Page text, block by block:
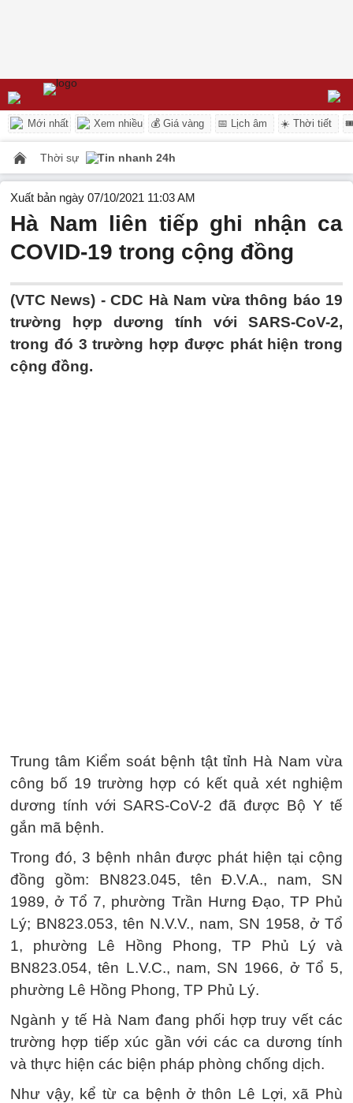
Mới nhất Xem nhiều 💰 Giá vàng 📅 Lịch âm ☀️ Thời tiết
Thời sự Tin nhanh 24h
Xuất bản ngày 07/10/2021 11:03 AM
Hà Nam liên tiếp ghi nhận ca
COVID-19 trong cộng đồng
(VTC News) -CDC Hà Nam vừa thông báo 19
trường hợp dương tính với SARS-CoV-2,
trong đó 3 trường hợp được phát hiện trong
cộng đồng.
Trung tâm Kiểm soát bệnh tật tỉnh Hà Nam vừa
công bố 19 trường hợp có kết quả xét nghiệm
dương tính với SARS-CoV-2 đã được Bộ Y tế
gắn mã bệnh.
Trong đó, 3 bệnh nhân được phát hiện tại cộng
đồng gồm: BN823.045, tên Đ.V.A., nam, SN
1989, ở Tổ 7, phường Trần Hưng Đạo, TP Phủ
Lý; BN823.053, tên N.V.V., nam, SN 1958, ở Tổ
1, phường Lê Hồng Phong, TP Phủ Lý và
BN823.054, tên L.V.C., nam, SN 1966, ở Tổ 5,
phường Lê Hồng Phong, TP Phủ Lý.
Ngành y tế Hà Nam đang phối hợp truy vết các
trường hợp tiếp xúc gần với các ca dương tính
và thực hiện các biện pháp phòng chống dịch.
Như vậy, kể từ ca bệnh ở thôn Lê Lợi, xã Phù